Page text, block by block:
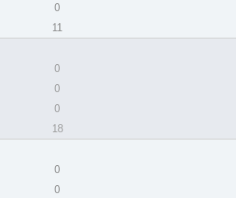
0
11
0
0
0
18
0
0